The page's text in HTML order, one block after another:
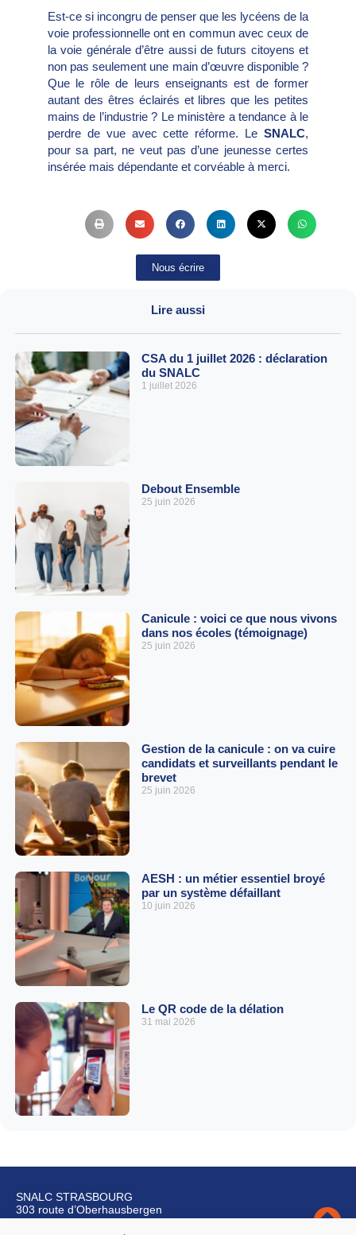
Est-ce si incongru de penser que les lycéens de la
voie professionnelle ont en commun avec ceux de
la voie générale d’être aussi de futurs citoyens et
non pas seulement une main d’œuvre disponible ?
Que le rôle de leurs enseignants est de former
autant des êtres éclairés et libres que les petites
mains de l’industrie ? Le ministère a tendance à le
perdre de vue avec cette réforme. Le SNALC,
pour sa part, ne veut pas d’une jeunesse certes
insérée mais dépendante et corvéable à merci.
Nous écrire
Lire aussi
CSA du 1 juillet 2026 : déclaration
du SNALC
1 juillet 2026
Debout Ensemble
25 juin 2026
Canicule : voici ce que nous vivons
dans nos écoles (témoignage)
25 juin 2026
Gestion de la canicule : on va cuire
candidats et surveillants pendant le
brevet
25 juin 2026
AESH : un métier essentiel broyé
par un système défaillant
10 juin 2026
Le QR code de la délation
31 mai 2026
SNALC STRASBOURG
303 route d’Oberhausbergen
67200 Strasbourg